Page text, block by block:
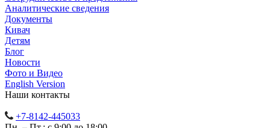
Аналитические сведения
Документы
Кивач
Детям
Блог
Новости
Фото и Видео
English Version
Наши контакты
+7-8142-445033